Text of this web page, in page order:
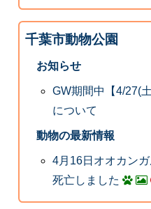
千葉市動物公園
お知らせ
GW期間中【4/27(
について
動物の最新情報
4月16日オオカン
死亡しました